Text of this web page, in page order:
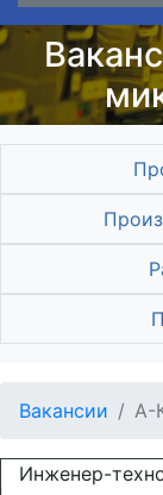
Вакансии А-
Инженер-